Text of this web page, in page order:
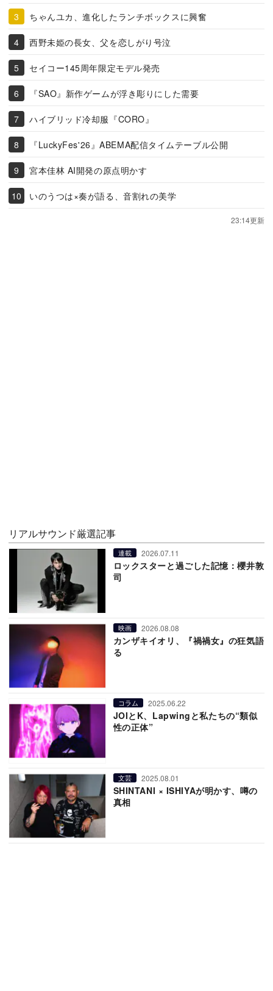
ちゃんユカ、進化したランチボックスに興奮
西野未姫の長女、父を恋しがり号泣
セイコー145周年限定モデル発売
『SAO』新作ゲームが浮き彫りにした需要
ハイブリッド冷却服『CORO』
『LuckyFes'26』ABEMA配信タイムテーブル公開
宮本佳林 AI開発の原点明かす
いのうつは×奏が語る、音割れの美学
23:14更新
リアルサウンド厳選記事
連載 2026.07.11
ロックスターと過ごした記憶：櫻井敦
司
映画 2026.08.08
カンザキイオリ、『禍禍女』の狂気語
る
コラム 2025.06.22
JOIとK、Lapwingと私たちの“類似
性の正体”
文芸 2025.08.01
SHINTANI × ISHIYAが明かす、噂の
真相